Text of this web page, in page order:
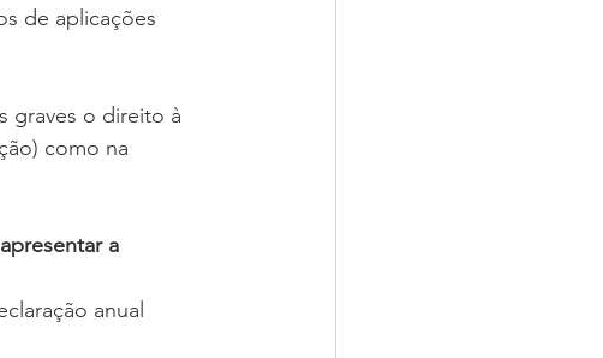
de aplicações
graves o direito à
como na
a
anual